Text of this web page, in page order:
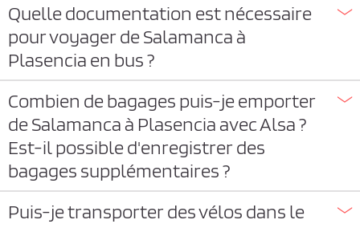
Quelle documentation est nécessaire
pour voyager de Salamanca à
Plasencia en bus ?
Combien de bagages puis-je emporter
de Salamanca à Plasencia avec Alsa ?
Est-il possible d'enregistrer des
bagages supplémentaires ?
Puis-je transporter des vélos dans le